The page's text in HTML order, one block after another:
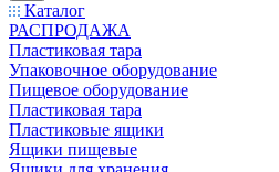
Каталог
РАСПРОДАЖА
Пластиковая тара
Упаковочное оборудование
Пищевое оборудование
Пластиковая тара
Пластиковые ящики
Ящики пищевые